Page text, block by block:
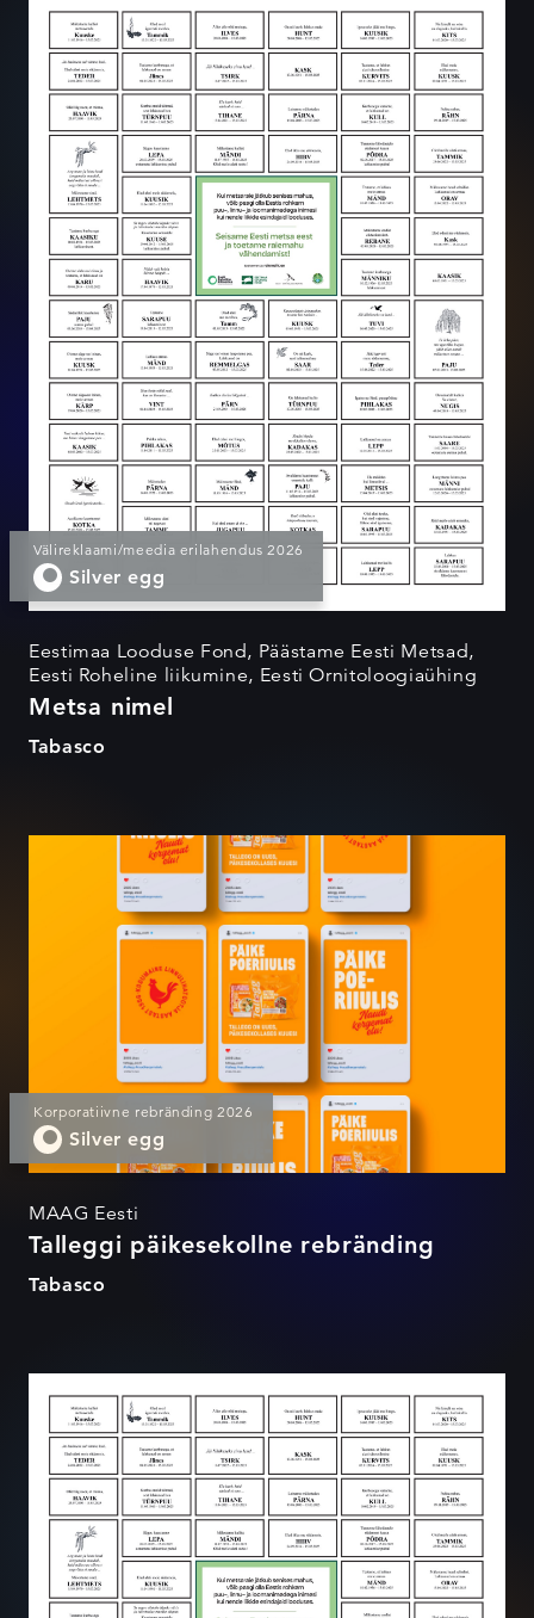
Metsa nimel
Välireklaami/meedia erilahendus 2026
Silver egg
Eestimaa Looduse Fond, Päästame Eesti Metsad,
Eesti Roheline liikumine, Eesti Ornitoloogiaühing
Metsa nimel
Tabasco
Talleggi päikesekollne
rebränding
Korporatiivne rebränding 2026
Silver egg
MAAG Eesti
Talleggi päikesekollne rebränding
Tabasco
Metsa nimel